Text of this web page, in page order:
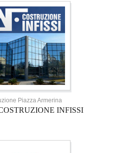
Piazza Armerina
INFISSI